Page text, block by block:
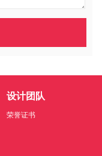
设计团队
荣誉证书